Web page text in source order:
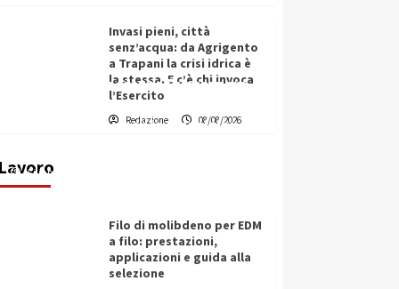
Invasi pieni, città
senz’acqua: da Agrigento
a Trapani la crisi idrica è
la stessa. E c’è chi invoca
l’Esercito
Redazione 08/08/2026
Lavoro
L’ingegnere saccense Buscarnera
partner chiave di un progetto
transnazionale per la transizione
Filippo Cardinale
Filo di molibdeno per EDM
a filo: prestazioni,
applicazioni e guida alla
selezione